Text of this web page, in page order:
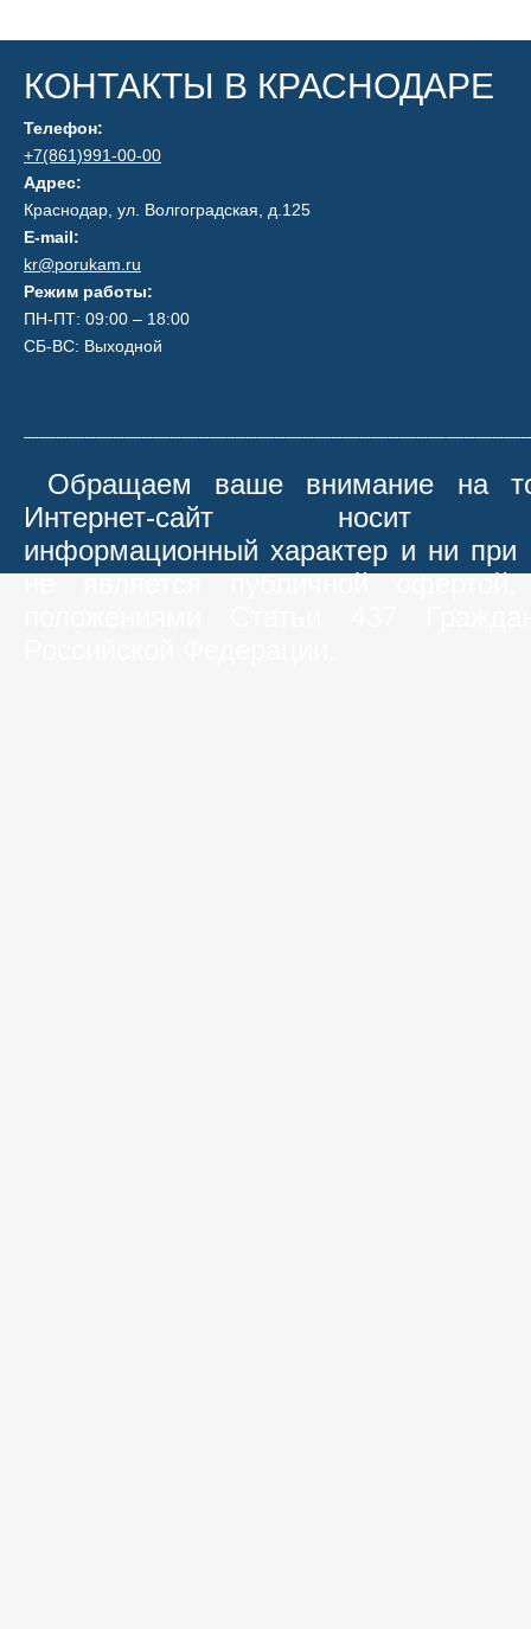
КОНТАКТЫ В КРАСНОДАРЕ
Телефон:
+7(861)991-00-00
Адрес:
Краснодар, ул. Волгоградская, д.125
E-mail:
kr@porukam.ru
Режим работы:
ПН-ПТ: 09:00 – 18:00
СБ-ВС: Выходной
Обращаем ваше внимание на
Интернет-сайт носит
информационный характер и ни при
не является публичной офертой,